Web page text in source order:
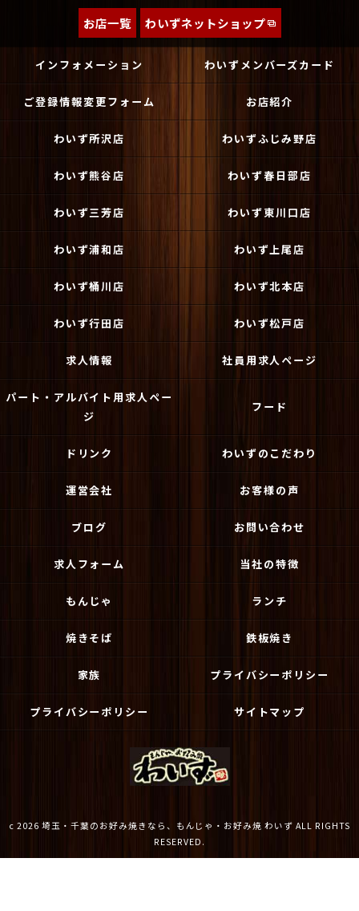
お店一覧 わいずネットショップ
インフォメーション わいずメンバーズカード
ご登録情報変更フォーム お店紹介
わいず所沢店 わいずふじみ野店
わいず熊谷店 わいず春日部店
わいず三芳店 わいず東川口店
わいず浦和店 わいず上尾店
わいず桶川店 わいず北本店
わいず行田店 わいず松戸店
求人情報 社員用求人ページ
パート・アルバイト用求人ペー
ジ
フード
ドリンク わいずのこだわり
運営会社 お客様の声
ブログ お問い合わせ
求人フォーム 当社の特徴
もんじゃ ランチ
焼きそば 鉄板焼き
家族 プライバシーポリシー
プライバシーポリシー サイトマップ
c 2026 埼玉・千葉のお好み焼きなら、もんじゃ・お好み焼 わいず ALL RIGHTS
RESERVED.